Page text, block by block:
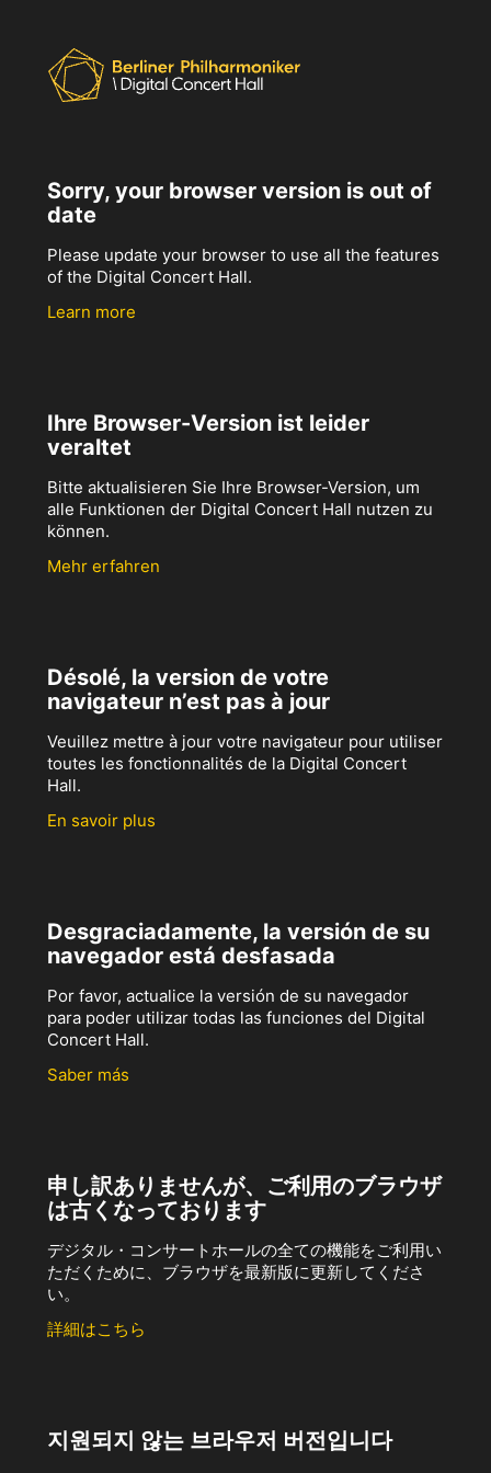
Sorry, your browser version is out of
date
Please update your browser to use all the features
of the Digital Concert Hall.
Learn more
Ihre Browser-Version ist leider
veraltet
Bitte aktualisieren Sie Ihre Browser-Version, um
alle Funktionen der Digital Concert Hall nutzen zu
können.
Mehr erfahren
Désolé, la version de votre
navigateur n’est pas à jour
Veuillez mettre à jour votre navigateur pour utiliser
toutes les fonctionnalités de la Digital Concert
Hall.
En savoir plus
Desgraciadamente, la versión de su
navegador está desfasada
Por favor, actualice la versión de su navegador
para poder utilizar todas las funciones del Digital
Concert Hall.
Saber más
申し訳ありませんが、ご利用のブラウザ
は古くなっております
デジタル・コンサートホールの全ての機能をご利用い
ただくために、ブラウザを最新版に更新してくださ
い。
詳細はこちら
지원되지 않는 브라우저 버전입니다